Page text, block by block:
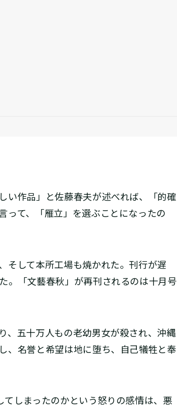
い作品」と佐藤春夫が述べれば、「的確
って、「雁立」を選ぶことになったの
そして本所工場も焼かれた。刊行が遅
。「文藝春秋」が再刊されるのは十月号
、五十万人もの老幼男女が殺され、沖縄
、名誉と希望は地に堕ち、自己犠牲と奉
しまったのかという怒りの感情は、悪